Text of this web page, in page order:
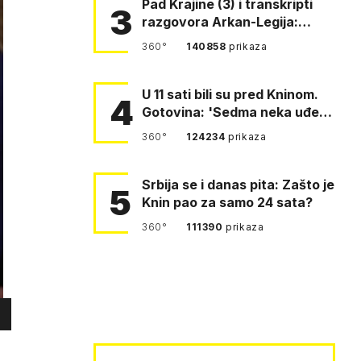
3
Pad Krajine (3) i transkripti
razgovora Arkan-Legija:
'Čujem, prelazite ustašam…
360° 140858prikaza
4 U 11 sati bili su pred Kninom.
Gotovina: 'Sedma neka uđe,
4. gardijska neka g…
360° 124234prikaza
5
Srbija se i danas pita: Zašto je
Knin pao za samo 24 sata?
360° 111390prikaza